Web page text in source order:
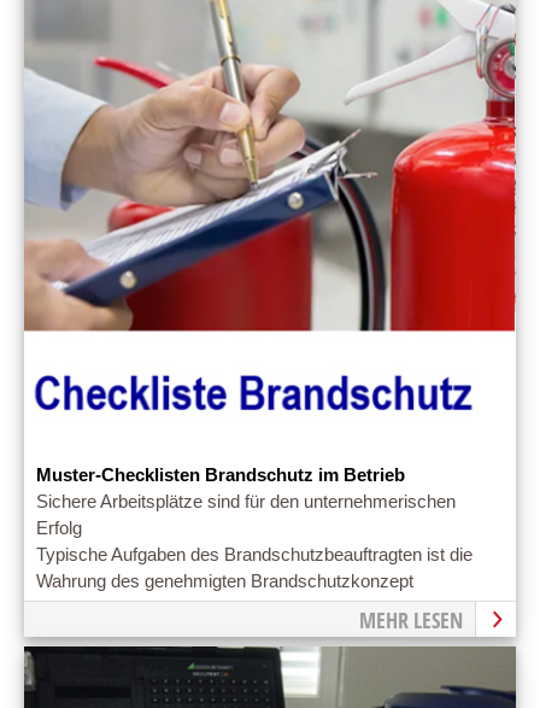
Muster-Checklisten Brandschutz im Betrieb
Sichere Arbeitsplätze sind für den unternehmerischen
Erfolg
Typische Aufgaben des Brandschutzbeauftragten ist die
Wahrung des genehmigten Brandschutzkonzept
MEHR LESEN